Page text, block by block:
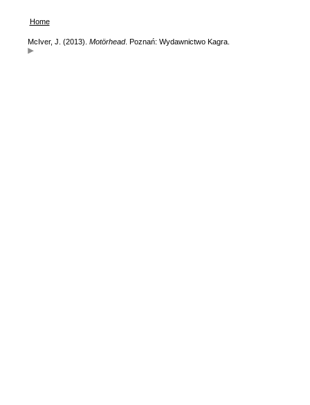
Home
McIver, J. (2013). Motörhead. Poznań: Wydawnictwo Kagra.